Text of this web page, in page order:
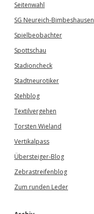
Seitenwahl
SG Neureich-Bimbeshausen
Spielbeobachter
Spottschau
Stadioncheck
Stadtneurotiker
Stehblog
Textilvergehen
Torsten Wieland
Vertikalpass
Übersteiger-Blog
Zebrastreifenblog
Zum runden Leder